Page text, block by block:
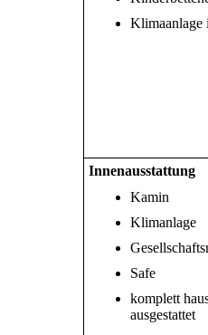
Klimaanlage
Innenausstattung
Kamin
Klimanlage
Safe
komplett
ausgestattet